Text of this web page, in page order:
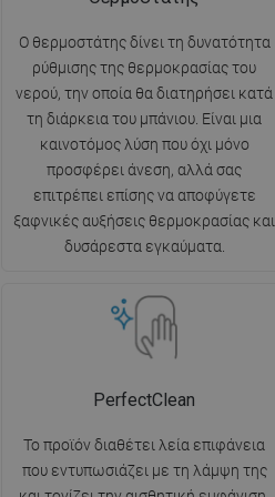
Ο θερμοστάτης δίνει τη δυνατότητα
ρύθμισης της θερμοκρασίας του
νερού, την οποία θα διατηρήσει κατά
τη διάρκεια του μπάνιου. Είναι μια
καινοτόμος λύση που όχι μόνο
προσφέρει άνεση, αλλά σας
επιτρέπει επίσης να αποφύγετε
ξαφνικές αυξήσεις θερμοκρασίας και
δυσάρεστα εγκαύματα.
PerfectClean
Το προϊόν διαθέτει λεία επιφάνεια
που εντυπωσιάζει με τη λάμψη της